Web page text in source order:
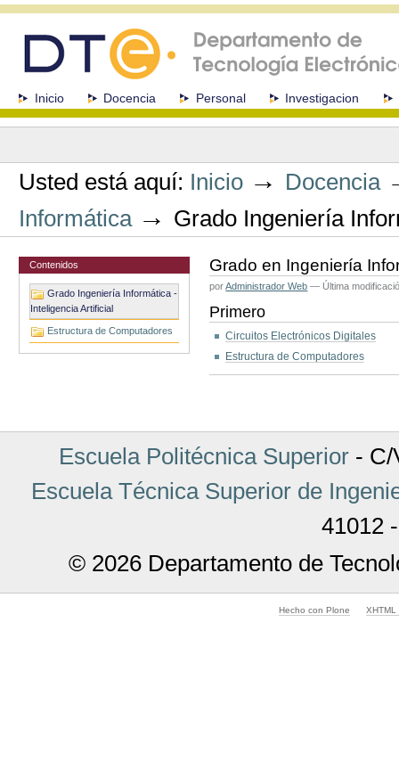
navegación
SeccionesInicio Docencia Personal Investigacion
Herramientas
Usted está aquí: Inicio → Docencia
Informática → Grado Ingeniería
Contenidos
Grado Ingeniería Informática -
Inteligencia Artificial
Estructura de Computadores
Grado en Ingeniería
porAdministrador Web — Última
Primero
Circuitos Electrónicos Digitales
Estructura de Computadores
Escuela Politécnica Superior- C/
Escuela Técnica Superior de
41012
© 2026 Departamento de
Hecho con Plone XHTML